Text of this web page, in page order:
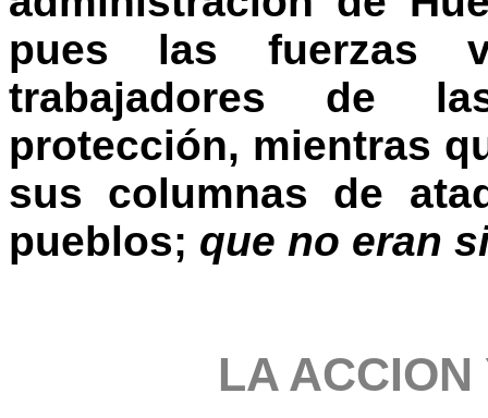
pues las fuerzas
trabajadores de
protección, mientras
sus columnas de
pueblos; que no eran
LA